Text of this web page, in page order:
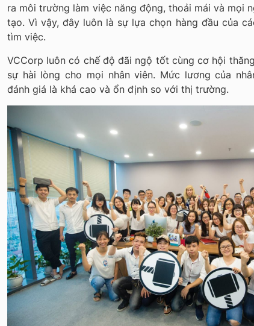
ra môi trường làm việc năng động, thoải mái và mọi
tạo. Vì vậy, đây luôn là sự lựa chọn hàng đầu của
tìm việc.
VCCorp luôn có chế độ đãi ngộ tốt cùng cơ hội
sự hài lòng cho mọi nhân viên. Mức lương của
đánh giá là khá cao và ổn định so với thị trường.